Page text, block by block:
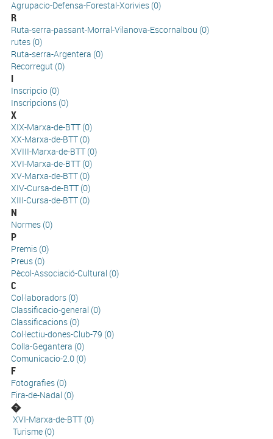
Agrupacio-Defensa-Forestal-Xorivies (0)
R
Ruta-serra-passant-Morral-Vilanova-Escornalbou (0)
rutes (0)
Ruta-serra-Argentera (0)
Recorregut (0)
I
Inscripcio (0)
Inscripcions (0)
X
XIX-Marxa-de-BTT (0)
XX-Marxa-de-BTT (0)
XVIII-Marxa-de-BTT (0)
XVI-Marxa-de-BTT (0)
XV-Marxa-de-BTT (0)
XIV-Cursa-de-BTT (0)
XIII-Cursa-de-BTT (0)
N
Normes (0)
P
Premis (0)
Preus (0)
Pècol-Associació-Cultural (0)
C
Col·laboradors (0)
Classificacio-general (0)
Classificacions (0)
Col·lectiu-dones-Club-79 (0)
Colla-Gegantera (0)
Comunicacio-2.0 (0)
F
Fotografies (0)
Fira-de-Nadal (0)
�
XVI-Marxa-de-BTT (0)
Turisme (0)